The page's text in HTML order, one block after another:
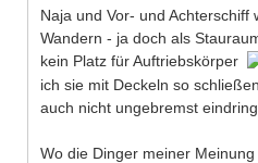
Naja und Vor- und Achterschiff
Wandern - ja doch als
kein Platz für Auftriebskörper
ich sie mit Deckeln so
auch nicht ungebremst
Wo die Dinger meiner